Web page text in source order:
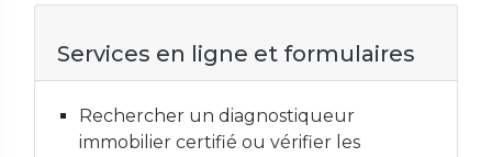
Services en ligne et formulaires
Rechercher un diagnostiqueur
immobilier certifié ou vérifier les